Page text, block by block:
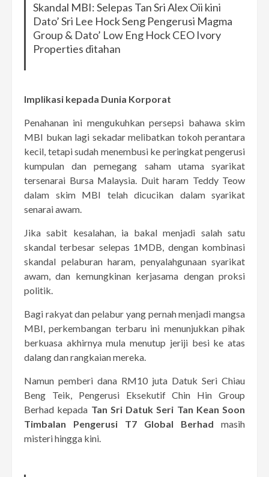
Skandal MBI: Selepas Tan Sri Alex Oii kini
Dato’ Sri Lee Hock Seng Pengerusi Magma
Group & Dato’ Low Eng Hock CEO Ivory
Properties ditahan
Implikasi kepada Dunia Korporat
Penahanan ini mengukuhkan persepsi bahawa skim
MBI bukan lagi sekadar melibatkan tokoh perantara
kecil, tetapi sudah menembusi ke peringkat pengerusi
kumpulan dan pemegang saham utama syarikat
tersenarai Bursa Malaysia. Duit haram Teddy Teow
dalam skim MBI telah dicucikan dalam syarikat
senarai awam.
Jika sabit kesalahan, ia bakal menjadi salah satu
skandal terbesar selepas 1MDB, dengan kombinasi
skandal pelaburan haram, penyalahgunaan syarikat
awam, dan kemungkinan kerjasama dengan proksi
politik.
Bagi rakyat dan pelabur yang pernah menjadi mangsa
MBI, perkembangan terbaru ini menunjukkan pihak
berkuasa akhirnya mula menutup jeriji besi ke atas
dalang dan rangkaian mereka.
Namun pemberi dana RM10 juta Datuk Seri Chiau
Beng Teik, Pengerusi Eksekutif Chin Hin Group
Berhad kepada Tan Sri Datuk Seri Tan Kean Soon
Timbalan Pengerusi T7 Global Berhad masih
misteri hingga kini.